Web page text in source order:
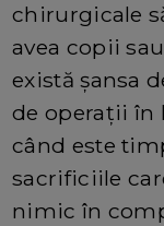
chirurgicale
avea copii
există șansa
de operații în
când este
sacrificiile
nimic în